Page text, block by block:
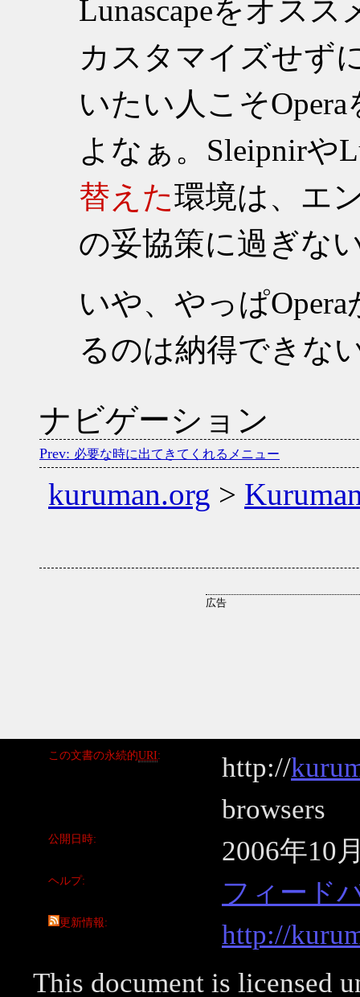
Lunascapeをオス
カスタマイズせず
いたい人こそ
よなぁ。Sleipnirや
替えた環境は、エ
の妥協策に過ぎな
いや、やっぱ
るのは納得できな
ナビゲーション
必要な時に出てきてくれるメニュー
kuruman.org >
この文書の永続的URI http://
browsers
公開日時 2006年10
ヘルプ フィード
更新情報
http://
This document is licensed